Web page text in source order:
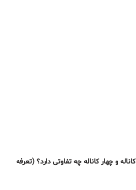
و چهار کاناله چه تفاوتی دارد؟ (تعرفه